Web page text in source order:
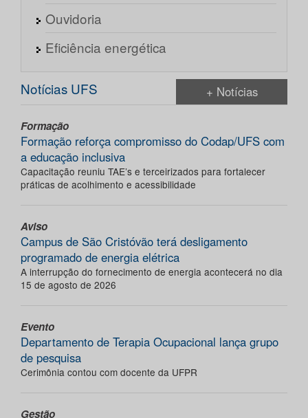
Ouvidoria
Eficiência energética
Notícias UFS + Notícias
Formação
Formação reforça compromisso do Codap/UFS com
a educação inclusiva
Capacitação reuniu TAE’s e terceirizados para fortalecer
práticas de acolhimento e acessibilidade
Aviso
Campus de São Cristóvão terá desligamento
programado de energia elétrica
A interrupção do fornecimento de energia acontecerá no dia
15 de agosto de 2026
Evento
Departamento de Terapia Ocupacional lança grupo
de pesquisa
Cerimônia contou com docente da UFPR
Gestão